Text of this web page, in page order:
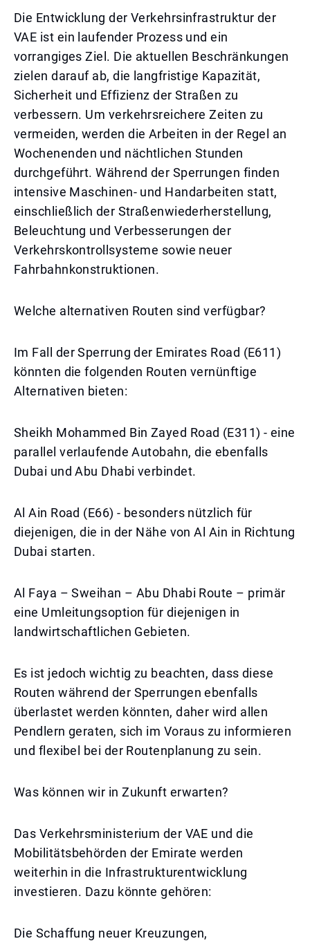
Die Entwicklung der Verkehrsinfrastruktur der
VAE ist ein laufender Prozess und ein
vorrangiges Ziel. Die aktuellen Beschränkungen
zielen darauf ab, die langfristige Kapazität,
Sicherheit und Effizienz der Straßen zu
verbessern. Um verkehrsreichere Zeiten zu
vermeiden, werden die Arbeiten in der Regel an
Wochenenden und nächtlichen Stunden
durchgeführt. Während der Sperrungen finden
intensive Maschinen- und Handarbeiten statt,
einschließlich der Straßenwiederherstellung,
Beleuchtung und Verbesserungen der
Verkehrskontrollsysteme sowie neuer
Fahrbahnkonstruktionen.
Welche alternativen Routen sind verfügbar?
Im Fall der Sperrung der Emirates Road (E611)
könnten die folgenden Routen vernünftige
Alternativen bieten:
Sheikh Mohammed Bin Zayed Road (E311) - eine
parallel verlaufende Autobahn, die ebenfalls
Dubai und Abu Dhabi verbindet.
Al Ain Road (E66) - besonders nützlich für
diejenigen, die in der Nähe von Al Ain in Richtung
Dubai starten.
Al Faya – Sweihan – Abu Dhabi Route – primär
eine Umleitungsoption für diejenigen in
landwirtschaftlichen Gebieten.
Es ist jedoch wichtig zu beachten, dass diese
Routen während der Sperrungen ebenfalls
überlastet werden könnten, daher wird allen
Pendlern geraten, sich im Voraus zu informieren
und flexibel bei der Routenplanung zu sein.
Was können wir in Zukunft erwarten?
Das Verkehrsministerium der VAE und die
Mobilitätsbehörden der Emirate werden
weiterhin in die Infrastrukturentwicklung
investieren. Dazu könnte gehören:
Die Schaffung neuer Kreuzungen,